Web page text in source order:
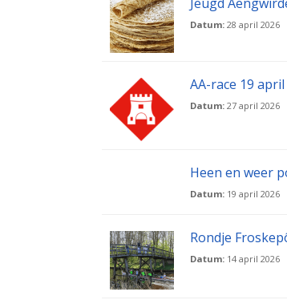
Jeugd
Datum: 28 april 2026
AA-race 19 april
Datum: 27 april 2026
Heen en weer
Datum: 19 april 2026
Rondje
Datum: 14 april 2026